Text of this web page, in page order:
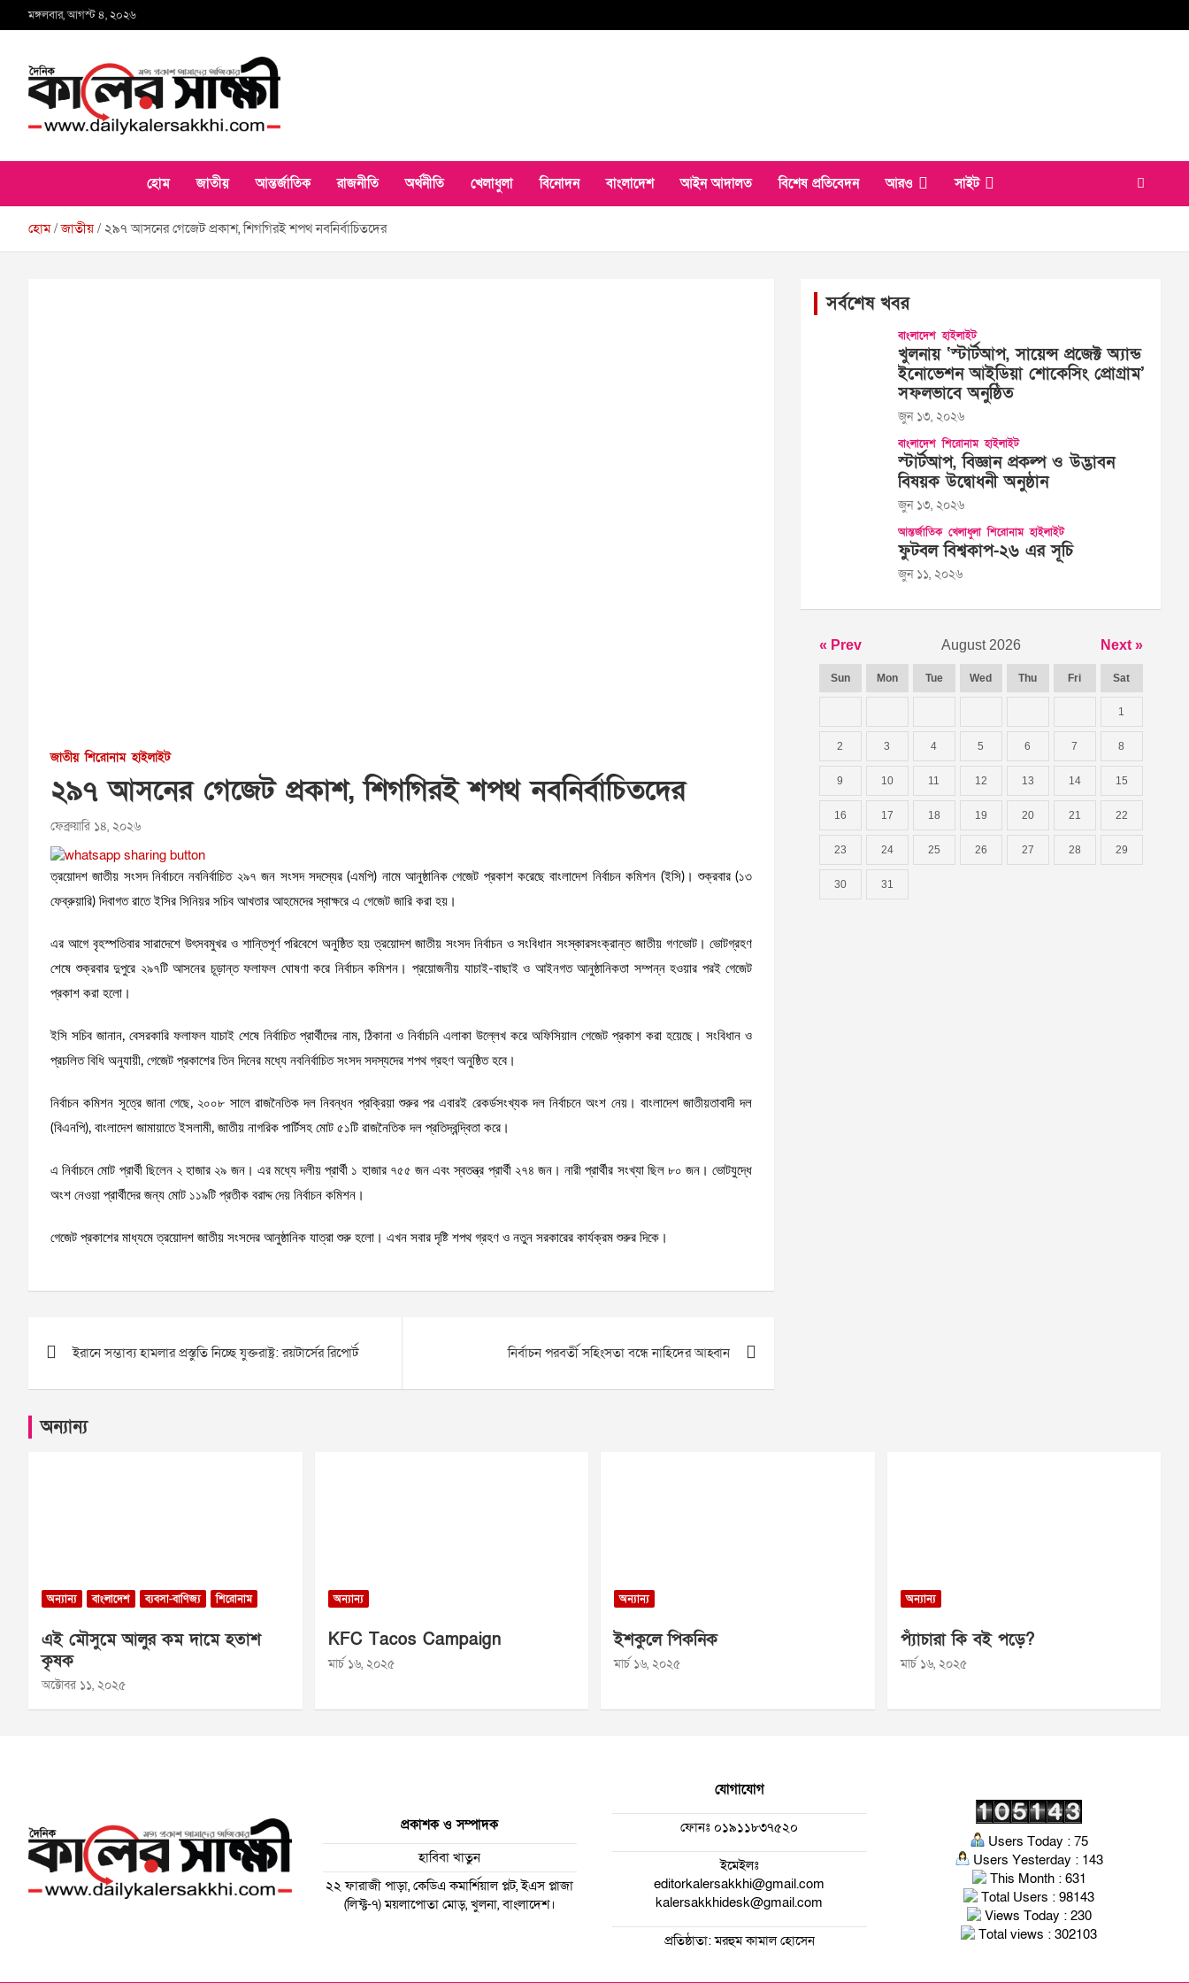
to
মঙ্গলবার, আগস্ট ৪, ২০২৬
কালের সাক্ষী
হোম জাতীয় আন্তর্জাতিক রাজনীতি অর্থনীতি খেলাধুলা বিনোদন বাংলাদেশ আইন আদালত বিশেষ প্রতিবেদন আরও সাইট
হোম জাতীয় ২৯৭ আসনের গেজেট প্রকাশ, শিগগিরই শপথ নবনির্বাচিতদের
জাতীয় শিরোনাম হাইলাইট
২৯৭ আসনের গেজেট প্রকাশ, শিগগিরই শপথ নবনির্বাচিতদের
ফেব্রুয়ারি ১৪, ২০২৬
ত্রয়োদশ জাতীয় সংসদ নির্বাচনে নবনির্বাচিত ২৯৭ জন সংসদ সদস্যের (এমপি) নামে আনুষ্ঠানিক গেজেট প্রকাশ করেছে বাংলাদেশ নির্বাচন কমিশন (ইসি)। শুক্রবার (১৩
ফেব্রুয়ারি) দিবাগত রাতে ইসির সিনিয়র সচিব আখতার আহমেদের স্বাক্ষরে এ গেজেট জারি করা হয়।
এর আগে বৃহস্পতিবার সারাদেশে উৎসবমুখর ও শান্তিপূর্ণ পরিবেশে অনুষ্ঠিত হয় ত্রয়োদশ জাতীয় সংসদ নির্বাচন ও সংবিধান সংস্কারসংক্রান্ত জাতীয় গণভোট। ভোটগ্রহণ
শেষে শুক্রবার দুপুরে ২৯৭টি আসনের চূড়ান্ত ফলাফল ঘোষণা করে নির্বাচন কমিশন। প্রয়োজনীয় যাচাই-বাছাই ও আইনগত আনুষ্ঠানিকতা সম্পন্ন হওয়ার পরই গেজেট
প্রকাশ করা হলো।
ইসি সচিব জানান, বেসরকারি ফলাফল যাচাই শেষে নির্বাচিত প্রার্থীদের নাম, ঠিকানা ও নির্বাচনি এলাকা উল্লেখ করে অফিসিয়াল গেজেট প্রকাশ করা হয়েছে। সংবিধান ও
প্রচলিত বিধি অনুযায়ী, গেজেট প্রকাশের তিন দিনের মধ্যে নবনির্বাচিত সংসদ সদস্যদের শপথ গ্রহণ অনুষ্ঠিত হবে।
নির্বাচন কমিশন সূত্রে জানা গেছে, ২০০৮ সালে রাজনৈতিক দল নিবন্ধন প্রক্রিয়া শুরুর পর এবারই রেকর্ডসংখ্যক দল নির্বাচনে অংশ নেয়। বাংলাদেশ জাতীয়তাবাদী দল
(বিএনপি), বাংলাদেশ জামায়াতে ইসলামী, জাতীয় নাগরিক পার্টিসহ মোট ৫১টি রাজনৈতিক দল প্রতিদ্বন্দ্বিতা করে।
এ নির্বাচনে মোট প্রার্থী ছিলেন ২ হাজার ২৯ জন। এর মধ্যে দলীয় প্রার্থী ১ হাজার ৭৫৫ জন এবং স্বতন্ত্র প্রার্থী ২৭৪ জন। নারী প্রার্থীর সংখ্যা ছিল ৮০ জন। ভোটযুদ্ধে
অংশ নেওয়া প্রার্থীদের জন্য মোট ১১৯টি প্রতীক বরাদ্দ দেয় নির্বাচন কমিশন।
গেজেট প্রকাশের মাধ্যমে ত্রয়োদশ জাতীয় সংসদের আনুষ্ঠানিক যাত্রা শুরু হলো। এখন সবার দৃষ্টি শপথ গ্রহণ ও নতুন সরকারের কার্যক্রম শুরুর দিকে।
navigation
ইরানে সম্ভাব্য হামলার প্রস্তুতি নিচ্ছে যুক্তরাষ্ট্র: রয়টার্সের রিপোর্ট নির্বাচন পরবর্তী সহিংসতা বন্ধে নাহিদের আহ্বান
সর্বশেষ খবর
বাংলাদেশ হাইলাইট
খুলনায় ‘স্টার্টআপ, সায়েন্স প্রজেক্ট অ্যান্ড
ইনোভেশন আইডিয়া শোকেসিং প্রোগ্রাম’
সফলভাবে অনুষ্ঠিত
জুন ১৩, ২০২৬
বাংলাদেশ শিরোনাম হাইলাইট
স্টার্টআপ, বিজ্ঞান প্রকল্প ও উদ্ভাবন
বিষয়ক উদ্বোধনী অনুষ্ঠান
জুন ১৩, ২০২৬
আন্তর্জাতিক খেলাধুলা শিরোনাম হাইলাইট
ফুটবল বিশ্বকাপ-২৬ এর সূচি
জুন ১১, ২০২৬
« Prev August 2026 Next »
Sun Mon Tue Wed Thu Fri Sat
1
2 3 4 5 6 7 8
9 10 11 12 13 14 15
16 17 18 19 20 21 22
23 24 25 26 27 28 29
30 31
অন্যান্য
অন্যান্য বাংলাদেশ ব্যবসা-বাণিজ্য শিরোনাম
এই মৌসুমে আলুর কম দামে হতাশ
কৃষক
অক্টোবর ১১, ২০২৫
অন্যান্য
KFC Tacos Campaign
মার্চ ১৬, ২০২৫
অন্যান্য
ইশকুলে পিকনিক
মার্চ ১৬, ২০২৫
অন্যান্য
প্যাঁচারা কি বই পড়ে?
মার্চ ১৬, ২০২৫
প্রকাশক ও সম্পাদক
হাবিবা খাতুন
২২ ফারাজী পাড়া, কেডিএ কমার্শিয়াল প্লট, ইএস প্লাজা
(লিফ্ট-৭) ময়লাপোতা মোড়, খুলনা, বাংলাদেশ।
যোগাযোগ
ফোনঃ ০১৯১১৮৩৭৫২০
ইমেইলঃ
editorkalersakkhi@gmail.com
kalersakkhidesk@gmail.com
প্রতিষ্ঠাতা: মরহুম কামাল হোসেন
Users Today : 75
Users Yesterday : 143
This Month : 631
Total Users : 98143
Views Today : 230
Total views : 302103